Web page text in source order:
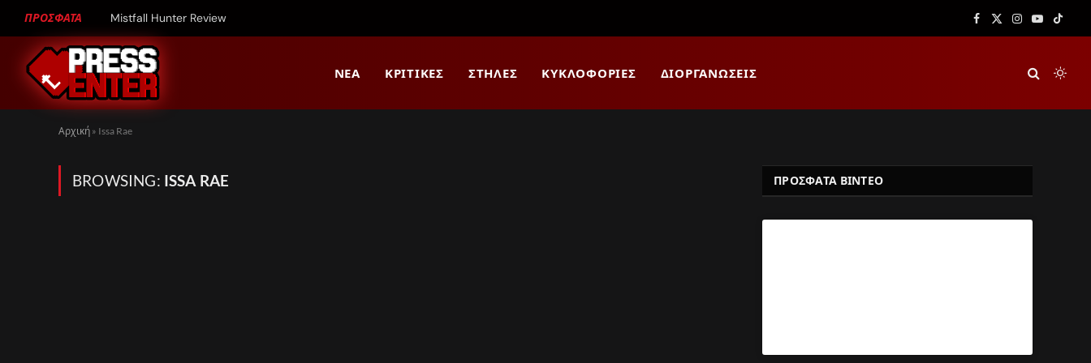
ΠΡΟΣΦΑΤΑ Mistfall Hunter Review Facebook
X
Instagram
YouTube
TikTok
ΝΈΑ ΚΡΙΤΙΚΈΣ ΣΤΉΛΕΣ ΚΥΚΛΟΦΟΡΊΕΣ ΔΙΟΡΓΑΝΏΣΕΙΣ
Αρχική » Issa Rae
BROWSING: ISSA RAE ΠΡΟΣΦΑΤΑ ΒΙΝΤΕΟ